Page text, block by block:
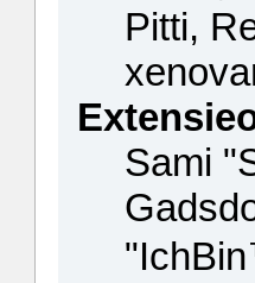
Pitti,
Sami